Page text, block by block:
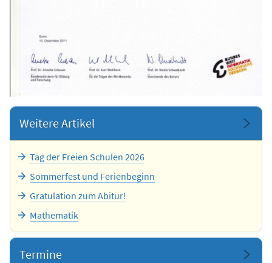
Weitere Artikel
Tag der Freien Schulen 2026
Sommerfest und Ferienbeginn
Gratulation zum Abitur!
Mathematik
Termine